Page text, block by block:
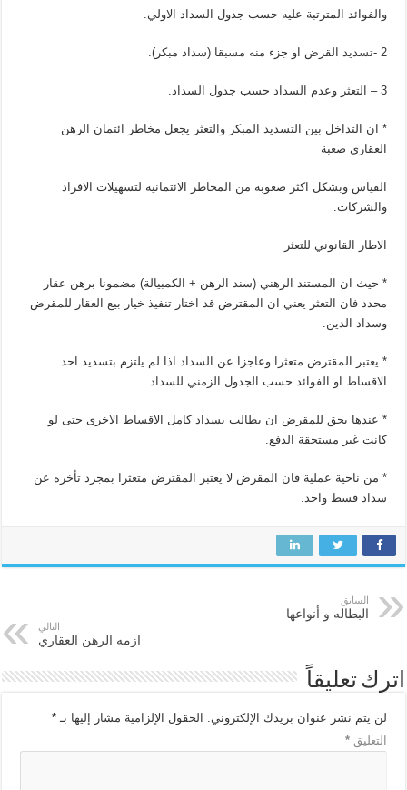
والفوائد المترتبة عليه حسب جدول السداد الاولي.
2 -تسديد القرض او جزء منه مسبقا (سداد مبكر).
3 – التعثر وعدم السداد حسب جدول السداد.
* ان التداخل بين التسديد المبكر والتعثر يجعل مخاطر ائتمان الرهن
العقاري صعبة
القياس وبشكل اكثر صعوبة من المخاطر الائتمانية لتسهيلات الافراد
والشركات.
الاطار القانوني للتعثر
* حيث ان المستند الرهني (سند الرهن + الكمبيالة) مضمونا برهن عقار
محدد فان التعثر يعني ان المقترض قد اختار تنفيذ خيار بيع العقار للمقرض
وسداد الدين.
* يعتبر المقترض متعثرا وعاجزا عن السداد اذا لم يلتزم بتسديد احد
الاقساط او الفوائد حسب الجدول الزمني للسداد.
* عندها يحق للمقرض ان يطالب بسداد كامل الاقساط الاخرى حتى لو
كانت غير مستحقة الدفع.
* من ناحية عملية فان المقرض لا يعتبر المقترض متعثرا بمجرد تأخره عن
سداد قسط واحد.
السابق
البطاله و أنواعها
التالي
ازمه الرهن العقاري
اترك تعليقاً
لن يتم نشر عنوان بريدك الإلكتروني. الحقول الإلزامية مشار إليها بـ*
التعليق*